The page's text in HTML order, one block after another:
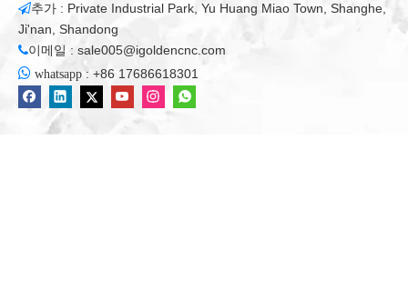
목재 CNC 라우터의 유지 보수
1, CNC 목재 조각 건조 환기 장소에서 기밀로 (노출을 방지하기
위해)
2,목재 CNC 라우터안전 접지 접지를 보장하려면 신뢰할 수있는
레귤레이터로 구성해야합니다.
3, 인터넷에 액세스하지 않고 컴퓨터에 대한 출력 파일로 CNC 목
추가 : Private Industrial Park, Yu Huang Miao Town, Shanghe,
Ji'nan, Shandong
이메일 : sale005@igoldencnc.com
 whatsapp : +86 17686618301